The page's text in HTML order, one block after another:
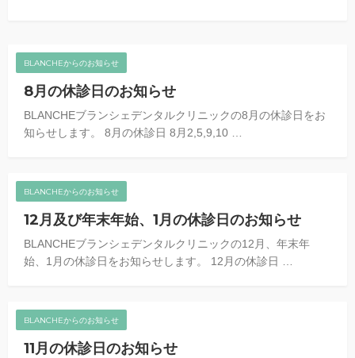
BLANCHEからのお知らせ
8月の休診日のお知らせ
BLANCHEブランシェデンタルクリニックの8月の休診日をお
知らせします。 8月の休診日 8月2,5,9,10 …
BLANCHEからのお知らせ
12月及び年末年始、1月の休診日のお知らせ
BLANCHEブランシェデンタルクリニックの12月、年末年
始、1月の休診日をお知らせします。 12月の休診日 …
BLANCHEからのお知らせ
11月の休診日のお知らせ